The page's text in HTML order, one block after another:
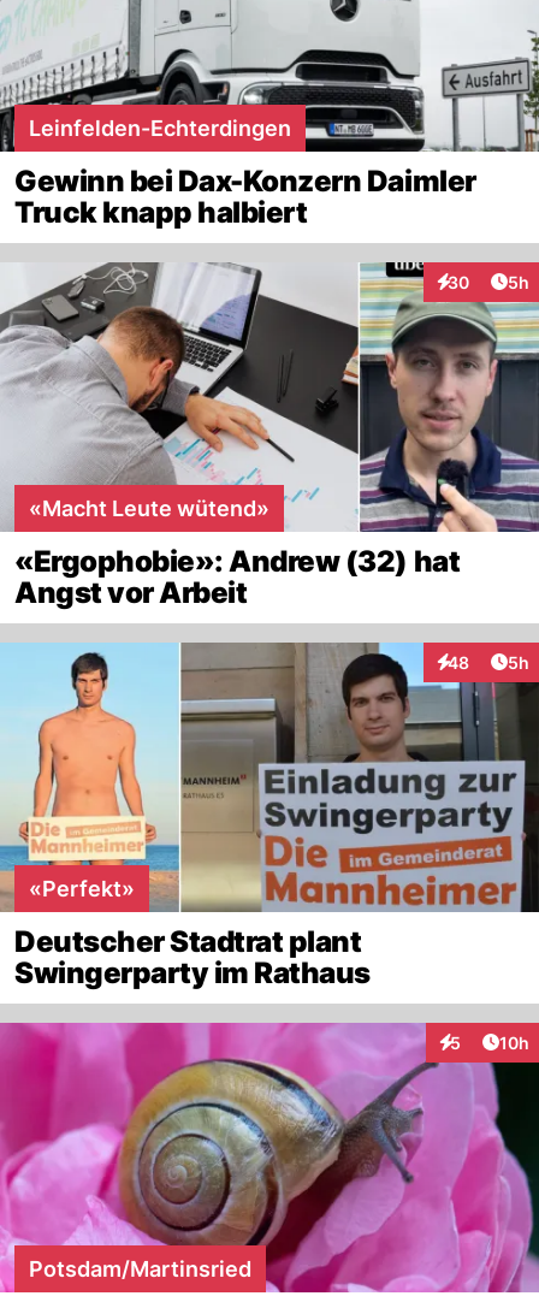
Leinfelden-Echterdingen
Gewinn bei Dax-Konzern Daimler
Truck knapp halbiert
30
Interaktionen
5h
«Macht Leute wütend»
«Ergophobie»: Andrew (32) hat
Angst vor Arbeit
48
Interaktionen
5h
«Perfekt»
Deutscher Stadtrat plant
Swingerparty im Rathaus
5
Interaktionen
10h
Potsdam/Martinsried